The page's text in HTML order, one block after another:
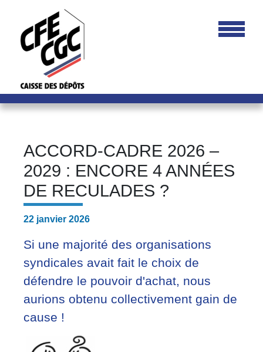
ACCORD-CADRE 2026 –
2029 : ENCORE 4 ANNÉES
DE RECULADES ?
22 janvier 2026
Si une majorité des organisations
syndicales avait fait le choix de
défendre le pouvoir d'achat, nous
aurions obtenu collectivement gain de
cause !